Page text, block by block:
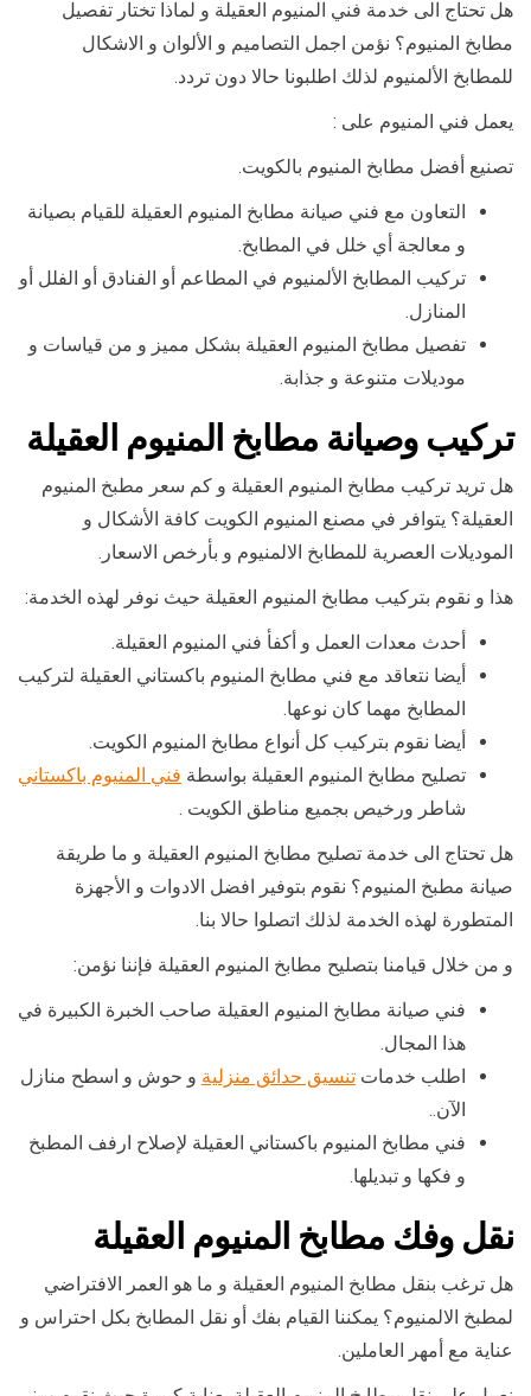
هل تحتاج الى خدمة فني المنيوم العقيلة و لماذا تختار تفصيل
مطابخ المنيوم؟ نؤمن اجمل التصاميم و الألوان و الاشكال
للمطابخ الألمنيوم لذلك اطلبونا حالا دون تردد.
يعمل فني المنيوم على :
تصنيع أفضل مطابخ المنيوم بالكويت.
التعاون مع فني صيانة مطابخ المنيوم العقيلة للقيام بصيانة
و معالجة أي خلل في المطابخ.
تركيب المطابخ الألمنيوم في المطاعم أو الفنادق أو الفلل أو
المنازل.
تفصيل مطابخ المنيوم العقيلة بشكل مميز و من قياسات و
موديلات متنوعة و جذابة.
تركيب وصيانة مطابخ المنيوم العقيلة
هل تريد تركيب مطابخ المنيوم العقيلة و كم سعر مطبخ المنيوم
العقيلة؟ يتوافر في مصنع المنيوم الكويت كافة الأشكال و
الموديلات العصرية للمطابخ الالمنيوم و بأرخص الاسعار.
هذا و نقوم بتركيب مطابخ المنيوم العقيلة حيث نوفر لهذه الخدمة:
أحدث معدات العمل و أكفأ فني المنيوم العقيلة.
أيضا نتعاقد مع فني مطابخ المنيوم باكستاني العقيلة لتركيب
المطابخ مهما كان نوعها.
أيضا نقوم بتركيب كل أنواع مطابخ المنيوم الكويت.
تصليح مطابخ المنيوم العقيلة بواسطة فني المنيوم باكستاني
شاطر ورخيص بجميع مناطق الكويت .
هل تحتاج الى خدمة تصليح مطابخ المنيوم العقيلة و ما طريقة
صيانة مطبخ المنيوم؟ نقوم بتوفير افضل الادوات و الأجهزة
المتطورة لهذه الخدمة لذلك اتصلوا حالا بنا.
و من خلال قيامنا بتصليح مطابخ المنيوم العقيلة فإننا نؤمن:
فني صيانة مطابخ المنيوم العقيلة صاحب الخبرة الكبيرة في
هذا المجال.
اطلب خدمات تنسيق حدائق منزلية و حوش و اسطح منازل
الآن..
فني مطابخ المنيوم باكستاني العقيلة لإصلاح ارفف المطبخ
و فكها و تبديلها.
نقل وفك مطابخ المنيوم العقيلة
هل ترغب بنقل مطابخ المنيوم العقيلة و ما هو العمر الافتراضي
لمطبخ الالمنيوم؟ يمكننا القيام بفك أو نقل المطابخ بكل احتراس و
عناية مع أمهر العاملين.